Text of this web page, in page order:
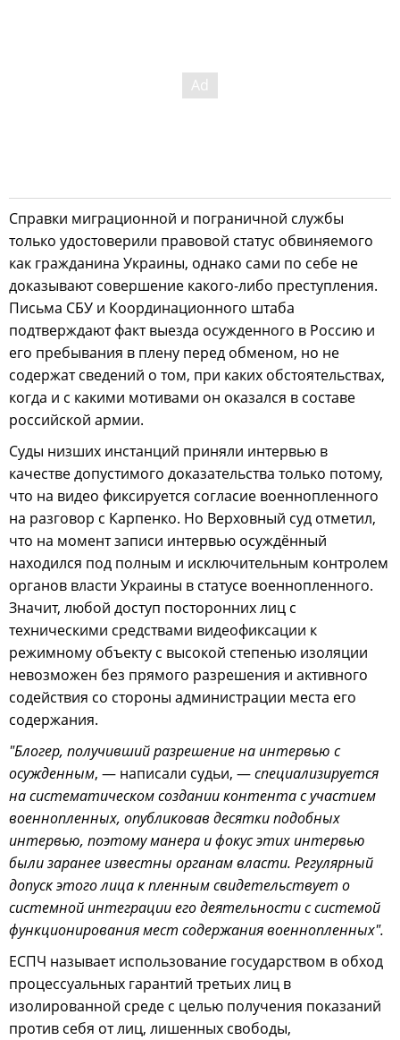
Справки миграционной и пограничной службы
только удостоверили правовой статус обвиняемого
как гражданина Украины, однако сами по себе не
доказывают совершение какого-либо преступления.
Письма СБУ и Координационного штаба
подтверждают факт выезда осужденного в Россию и
его пребывания в плену перед обменом, но не
содержат сведений о том, при каких обстоятельствах,
когда и с какими мотивами он оказался в составе
российской армии.
Суды низших инстанций приняли интервью в
качестве допустимого доказательства только потому,
что на видео фиксируется согласие военнопленного
на разговор с Карпенко. Но Верховный суд отметил,
что на момент записи интервью осуждённый
находился под полным и исключительным контролем
органов власти Украины в статусе военнопленного.
Значит, любой доступ посторонних лиц с
техническими средствами видеофиксации к
режимному объекту с высокой степенью изоляции
невозможен без прямого разрешения и активного
содействия со стороны администрации места его
содержания.
"Блогер, получивший разрешение на интервью с
осужденным, — написали судьи, —специализируется
на систематическом создании контента с участием
военнопленных, опубликовав десятки подобных
интервью, поэтому манера и фокус этих интервью
были заранее известны органам власти. Регулярный
допуск этого лица к пленным свидетельствует о
системной интеграции его деятельности с системой
функционирования мест содержания военнопленных".
ЕСПЧ называет использование государством в обход
процессуальных гарантий третьих лиц в
изолированной среде с целью получения показаний
против себя от лиц, лишенных свободы,